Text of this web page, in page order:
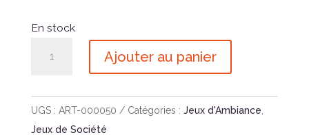
En stock
De
Los
Ajouter au panier
UGS : ART-000050 Catégories : Jeux d'Ambiance,
Jeux de Société